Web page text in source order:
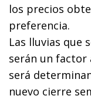
los precios
preferencia.
Las lluvias que
serán un factor
será
nuevo cierre